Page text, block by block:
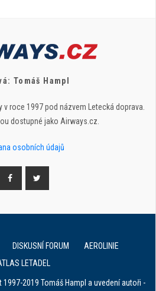
Tomáš Hampl
roce 1997 pod názvem Letecká doprava.
dostupné jako Airways.cz.
osobních údajů
DISKUSNÍ FORUM
AEROLINIE
LETADEL
1997-2019 Tomáš Hampl a uvedení autoři -